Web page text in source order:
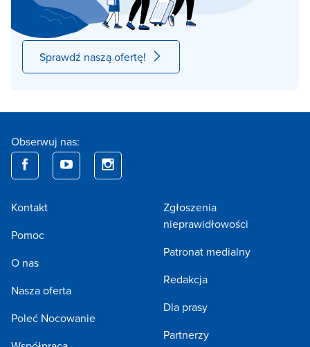
Sprawdź naszą ofertę!
Obserwuj nas:
Kontakt
Pomoc
O nas
Nasza oferta
Poleć Nocowanie
Zgłoszenia
nieprawidłowości
Patronat medialny
Redakcja
Dla prasy
Partnerzy